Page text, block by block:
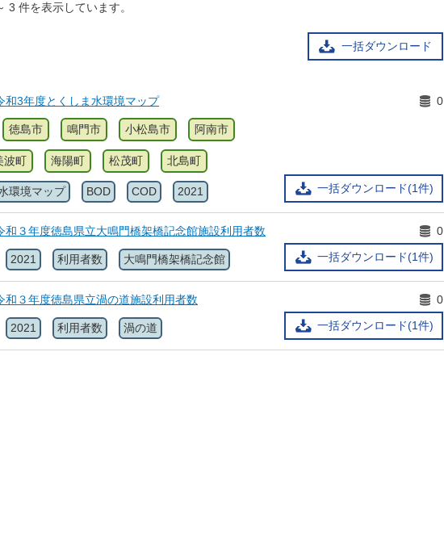
3 件を表示しています。
一括ダウンロード
和3年度とくしま水環境マップ
一括ダウンロード(1件)
0
徳島市 鳴門市 小松島市 阿南市
波町 海陽町 松茂町 北島町
環境マップ BOD COD 2021
和３年度徳島県立大鳴門橋架橋記念館施設利用者数
一括ダウンロード(1件)
0
2021 利用者数 大鳴門橋架橋記念館
和３年度徳島県立渦の道施設利用者数
一括ダウンロード(1件)
0
2021 利用者数 渦の道